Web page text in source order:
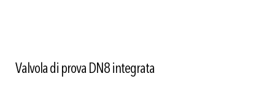
Valvola di prova DN8 integrata